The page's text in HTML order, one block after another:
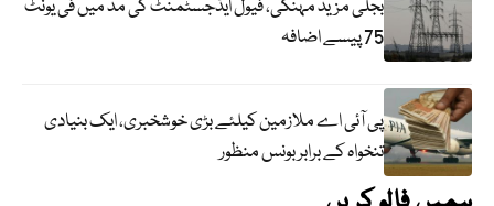
بجلی مزید مہنگی، فیول ایڈجسٹمنٹ کی مد میں فی یونٹ
75 پیسے اضافہ
پی آئی اے ملازمین کیلئے بڑی خوشخبری، ایک بنیادی
تنخواہ کے برابر بونس منظور